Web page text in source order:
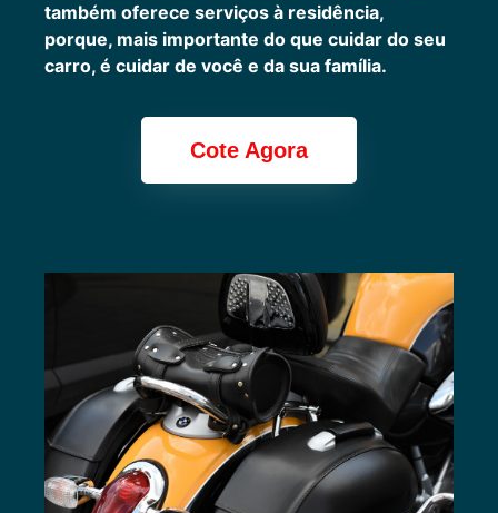
também oferece serviços à residência,
porque, mais importante do que cuidar do seu
carro, é cuidar de você e da sua família.
Cote Agora